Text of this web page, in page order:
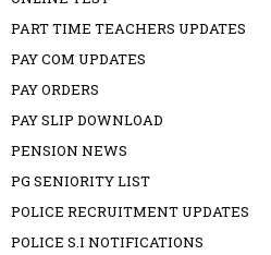
PART TIME TEACHERS UPDATES
PAY COM UPDATES
PAY ORDERS
PAY SLIP DOWNLOAD
PENSION NEWS
PG SENIORITY LIST
POLICE RECRUITMENT UPDATES
POLICE S.I NOTIFICATIONS